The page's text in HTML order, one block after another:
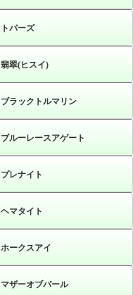
トパーズ
翡翠(ヒスイ)
ブラックトルマリン
ブルーレースアゲート
プレナイト
ヘマタイト
ホークスアイ
マザーオブパール